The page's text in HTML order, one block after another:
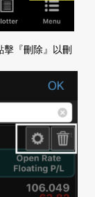
擊『刪除』以刪